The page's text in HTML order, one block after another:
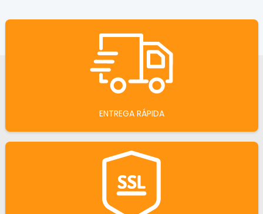
ENTREGA RÁPIDA